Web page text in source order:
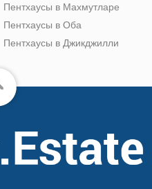
Пентхаусы в Махмутларе
Пентхаусы в Оба
Пентхаусы в Джикджилли